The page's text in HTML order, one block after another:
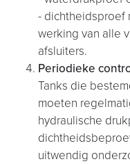
- dichtheidsproef
werking van alle
afsluiters.
Periodieke
Tanks die
moeten
hydraulische
uitwendig